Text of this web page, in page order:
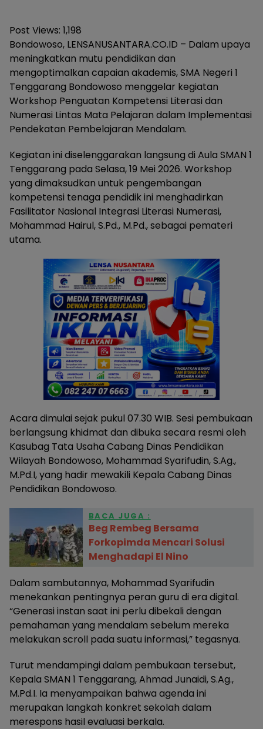
Post Views: 1,198
Bondowoso, LENSANUSANTARA.CO.ID – Dalam upaya
meningkatkan mutu pendidikan dan
mengoptimalkan capaian akademis, SMA Negeri 1
Tenggarang Bondowoso menggelar kegiatan
Workshop Penguatan Kompetensi Literasi dan
Numerasi Lintas Mata Pelajaran dalam Implementasi
Pendekatan Pembelajaran Mendalam.
Kegiatan ini diselenggarakan langsung di Aula SMAN 1
Tenggarang pada Selasa, 19 Mei 2026. Workshop
yang dimaksudkan untuk pengembangan
kompetensi tenaga pendidik ini menghadirkan
Fasilitator Nasional Integrasi Literasi Numerasi,
Mohammad Hairul, S.Pd., M.Pd., sebagai pemateri
utama.
Acara dimulai sejak pukul 07.30 WIB. Sesi pembukaan
berlangsung khidmat dan dibuka secara resmi oleh
Kasubag Tata Usaha Cabang Dinas Pendidikan
Wilayah Bondowoso, Mohammad Syarifudin, S.Ag.,
M.Pd.I, yang hadir mewakili Kepala Cabang Dinas
Pendidikan Bondowoso.
BACA JUGA :
Beg Rembeg Bersama
Forkopimda Mencari Solusi
Menghadapi El Nino
Dalam sambutannya, Mohammad Syarifudin
menekankan pentingnya peran guru di era digital.
“Generasi instan saat ini perlu dibekali dengan
pemahaman yang mendalam sebelum mereka
melakukan scroll pada suatu informasi,” tegasnya.
Turut mendampingi dalam pembukaan tersebut,
Kepala SMAN 1 Tenggarang, Ahmad Junaidi, S.Ag.,
M.Pd.I. Ia menyampaikan bahwa agenda ini
merupakan langkah konkret sekolah dalam
merespons hasil evaluasi berkala.